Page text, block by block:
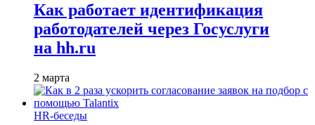
Как работает идентификация
работодателей через Госуслуги
на hh.ru
2 марта
HR-беседы